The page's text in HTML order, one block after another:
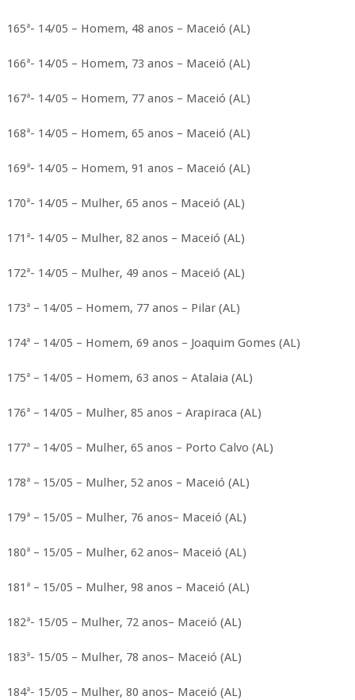
165ª- 14/05 – Homem, 48 anos – Maceió (AL)
166ª- 14/05 – Homem, 73 anos – Maceió (AL)
167ª- 14/05 – Homem, 77 anos – Maceió (AL)
168ª- 14/05 – Homem, 65 anos – Maceió (AL)
169ª- 14/05 – Homem, 91 anos – Maceió (AL)
170ª- 14/05 – Mulher, 65 anos – Maceió (AL)
171ª- 14/05 – Mulher, 82 anos – Maceió (AL)
172ª- 14/05 – Mulher, 49 anos – Maceió (AL)
173ª – 14/05 – Homem, 77 anos – Pilar (AL)
174ª – 14/05 – Homem, 69 anos – Joaquim Gomes (AL)
175ª – 14/05 – Homem, 63 anos – Atalaia (AL)
176ª – 14/05 – Mulher, 85 anos – Arapiraca (AL)
177ª – 14/05 – Mulher, 65 anos – Porto Calvo (AL)
178ª – 15/05 – Mulher, 52 anos – Maceió (AL)
179ª – 15/05 – Mulher, 76 anos– Maceió (AL)
180ª – 15/05 – Mulher, 62 anos– Maceió (AL)
181ª – 15/05 – Mulher, 98 anos – Maceió (AL)
182ª- 15/05 – Mulher, 72 anos– Maceió (AL)
183ª- 15/05 – Mulher, 78 anos– Maceió (AL)
184ª- 15/05 – Mulher, 80 anos– Maceió (AL)